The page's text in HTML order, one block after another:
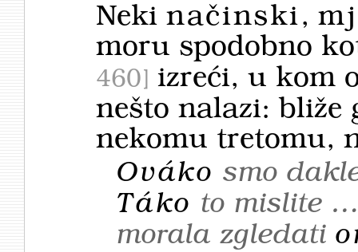
Neki načinski,
moru spodobno
460
izreći, u kom
nešto nalazi: bliže
nekomu tretomu,
Ováko smo
Táko to mislite
morala zgledati